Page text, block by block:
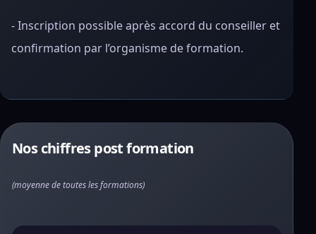
- Inscription possible après accord du conseiller et
confirmation par l’organisme de formation.
Nos chiffres post formation
(moyenne de toutes les formations)